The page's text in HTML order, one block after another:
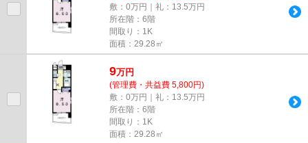
敷：0万円｜礼：13.5万円
所在階：6階
間取り：1K
面積：29.28㎡
9万円
(管理費・共益費 5,800円)
敷：0万円｜礼：13.5万円
所在階：6階
間取り：1K
面積：29.28㎡